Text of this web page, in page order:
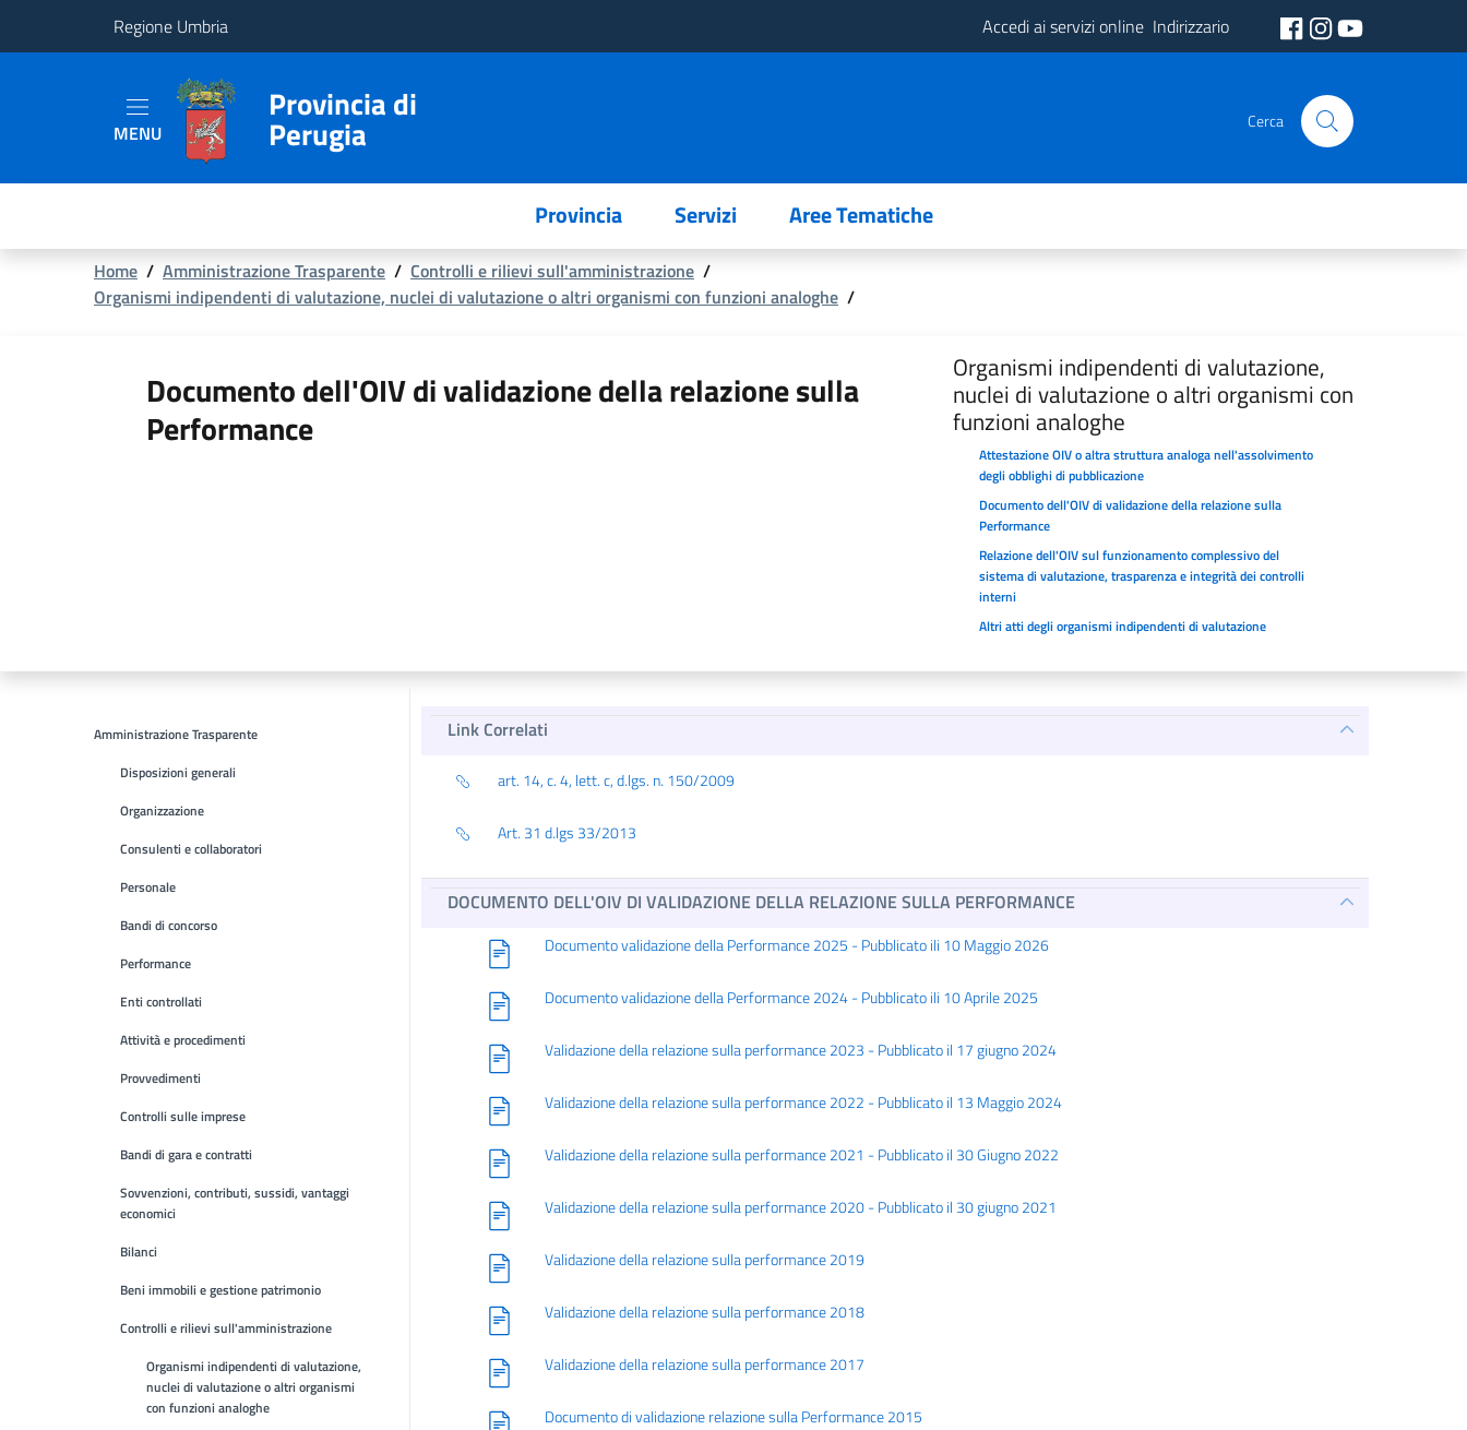
Regione Umbria Accedi ai servizi online Indirizzario
Tematiche
MENU
Provincia di
Perugia Cerca
Provincia Servizi Aree Tematiche
Briciole
di
Home / Amministrazione Trasparente / Controlli e rilievi sull'amministrazione /
Organismi indipendenti di valutazione, nuclei di valutazione o altri organismi con funzioni analoghe /
Documento dell'OIV di validazione della relazione sulla
Performance
Organismi indipendenti di valutazione,
nuclei di valutazione o altri organismi con
funzioni analoghe
Attestazione OIV o altra struttura analoga nell'assolvimento
degli obblighi di pubblicazione
Documento dell'OIV di validazione della relazione sulla
Performance
Relazione dell'OIV sul funzionamento complessivo del
sistema di valutazione, trasparenza e integrità dei controlli
interni
Altri atti degli organismi indipendenti di valutazione
Amministrazione Trasparente
Disposizioni generali
Organizzazione
Consulenti e collaboratori
Personale
Bandi di concorso
Performance
Enti controllati
Attività e procedimenti
Provvedimenti
Controlli sulle imprese
Bandi di gara e contratti
Sovvenzioni, contributi, sussidi, vantaggi
economici
Bilanci
Beni immobili e gestione patrimonio
Controlli e rilievi sull'amministrazione
Organismi indipendenti di valutazione,
nuclei di valutazione o altri organismi
con funzioni analoghe
Link Correlati
art. 14, c. 4, lett. c, d.lgs. n. 150/2009
Art. 31 d.lgs 33/2013
DOCUMENTO DELL'OIV DI VALIDAZIONE DELLA RELAZIONE SULLA PERFORMANCE
Documento validazione della Performance 2025 - Pubblicato ili 10 Maggio 2026
Documento validazione della Performance 2024 - Pubblicato ili 10 Aprile 2025
Validazione della relazione sulla performance 2023 - Pubblicato il 17 giugno 2024
Validazione della relazione sulla performance 2022 - Pubblicato il 13 Maggio 2024
Validazione della relazione sulla performance 2021 - Pubblicato il 30 Giugno 2022
Validazione della relazione sulla performance 2020 - Pubblicato il 30 giugno 2021
Validazione della relazione sulla performance 2019
Validazione della relazione sulla performance 2018
Validazione della relazione sulla performance 2017
Documento di validazione relazione sulla Performance 2015